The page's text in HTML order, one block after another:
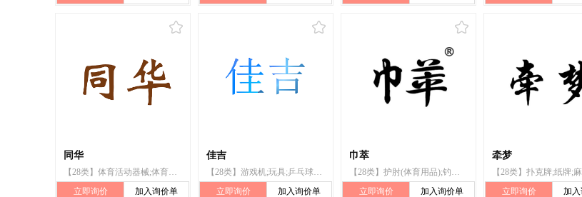
同华
【28类】体育活动器械;体育活动用球;游戏器具;棋;纸牌洗牌设备;纸牌;游戏牌;玩具;扑克牌;麻将牌
立即询价
加入询价单
佳吉
【28类】游戏机;玩具;乒乓球拍;哑铃;钓鱼竿;滑板;拳击手套;合成材料制圣诞树;箭弓;扑克牌
立即询价
加入询价单
巾萃
【28类】护肘(体育用品);钓鱼用具;锻炼身体器械;体育活动器械;玩具;棋;纸牌;体育活动用球;游戏器具;扑克牌
立即询价
加入询价单
牵梦
立即询价
加